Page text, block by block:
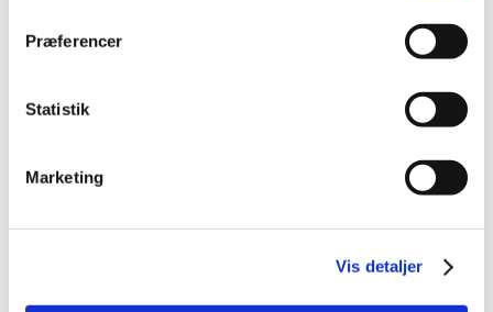
Præferencer
Statistik
Marketing
Vis detaljer
september (3)
juni (9)
februar (2)